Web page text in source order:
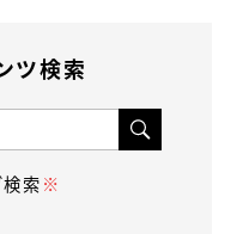
ツ検索
索※